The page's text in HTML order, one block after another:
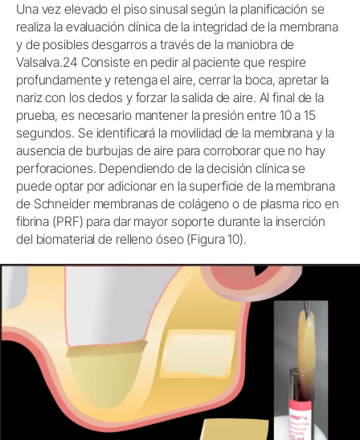
Una vez elevado el piso sinusal según la planificación se
realiza la evaluación clínica de la integridad de la membrana
y de posibles desgarros a través de la maniobra de
Valsalva.24 Consiste en pedir al paciente que respire
profundamente y retenga el aire, cerrar la boca, apretar la
nariz con los dedos y forzar la salida de aire. Al final de la
prueba, es necesario mantener la presión entre 10 a 15
segundos. Se identificará la movilidad de la membrana y la
ausencia de burbujas de aire para corroborar que no hay
perforaciones. Dependiendo de la decisión clínica se
puede optar por adicionar en la superficie de la membrana
de Schneider membranas de colágeno o de plasma rico en
fibrina (PRF) para dar mayor soporte durante la inserción
del biomaterial de relleno óseo (Figura 10).